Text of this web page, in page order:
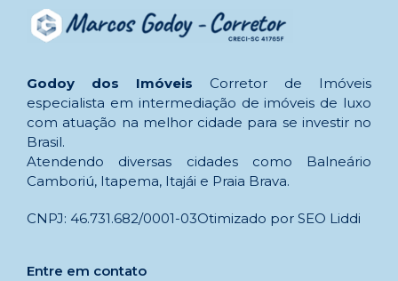
Godoy dos Imóveis Corretor de Imóveis
especialista em intermediação de imóveis de luxo
com atuação na melhor cidade para se investir no
Brasil.
Atendendo diversas cidades como Balneário
Camboriú, Itapema, Itajái e Praia Brava.
CNPJ: 46.731.682/0001-03Otimizado por SEO Liddi
Entre em contato